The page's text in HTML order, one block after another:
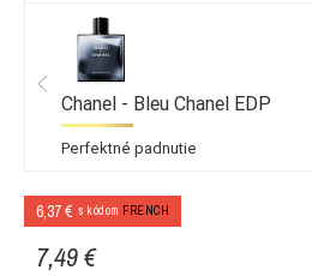
Chanel - Bleu Chanel EDP
Perfektné padnutie
6,37 € s kódom FRENCH
7,49 €